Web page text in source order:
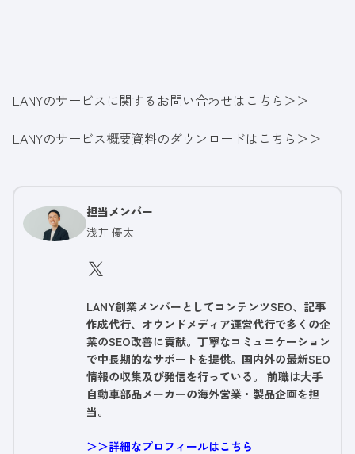
LANYのサービスに関するお問い合わせはこちら＞＞
LANYのサービス概要資料のダウンロードはこちら＞＞
担当メンバー
浅井 優太
LANY創業メンバーとしてコンテンツSEO、記事
作成代行、オウンドメディア運営代行で多くの企
業のSEO改善に貢献。丁寧なコミュニケーション
で中長期的なサポートを提供。国内外の最新SEO
情報の収集及び発信を行っている。 前職は大手
自動車部品メーカーの海外営業・製品企画を担
当。
＞＞詳細なプロフィールはこちら